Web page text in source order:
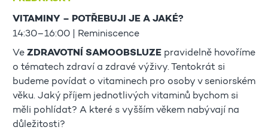
VITAMINY – POTŘEBUJI JE A JAKÉ?
14:30–16:00 | Reminiscence
Ve ZDRAVOTNÍ SAMOOBSLUZE pravidelně hovoříme
o tématech zdraví a zdravé výživy. Tentokrát si
budeme povídat o vitaminech pro osoby v seniorském
věku. Jaký příjem jednotlivých vitaminů bychom si
měli pohlídat? A které s vyšším věkem nabývají na
důležitosti?